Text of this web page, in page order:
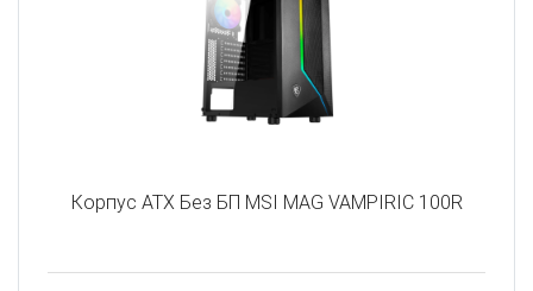
Корпус ATX Без БП MSI MAG VAMPIRIC 100R